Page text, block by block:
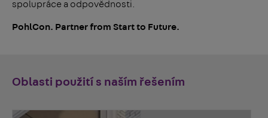
spolupráce a odpovědnosti.
PohlCon. Partner from Start to Future.
Oblasti použití s naším řešením